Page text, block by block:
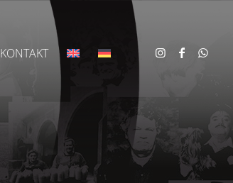
KONTAKT